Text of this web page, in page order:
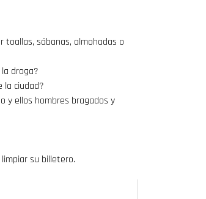
sábanas, almohadas o
droga?
la ciudad?
y ellos hombres bragados y
su billetero.